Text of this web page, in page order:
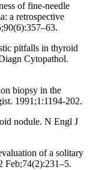
of fine-needle
a retrospective
pitfalls in thyroid
Cytopathol.
biopsy in the
1991;1:1194-202.
nodule. N Engl J
of a solitary
Feb;74(2):231–5.